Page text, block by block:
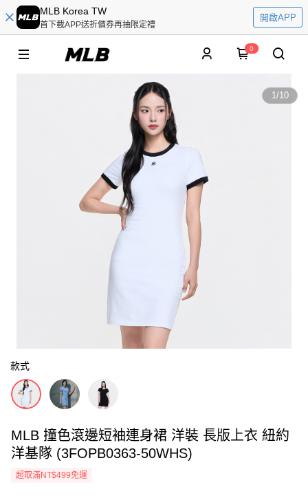
MLB Korea TW
首下載APP送折價券再抽限定禮
開啟APP
0
1/10
款式
MLB 撞色滾邊短袖連身裙 洋裝 長版上衣 紐約
洋基隊 (3FOPB0363-50WHS)
超取滿NT$499免運